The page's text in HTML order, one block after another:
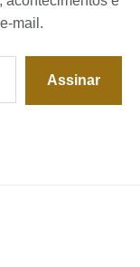
mail.
Assinar